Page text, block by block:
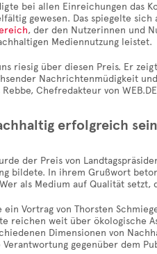
bei allen Einreichungen das
gewesen. Das spiegelte
, der den Nutzerinnen und
Mediennutzung leistet.
riesig über diesen Preis. Er
Nachrichtenmüdigkeit
Rebbe, Chefredakteur von
erfolgreich
der Preis von
bildete. In ihrem Grußwort
als Medium auf Qualität
ein Vortrag von Thorsten
reichen weit über ökologische
Dimensionen von
Verantwortung gegenüber dem